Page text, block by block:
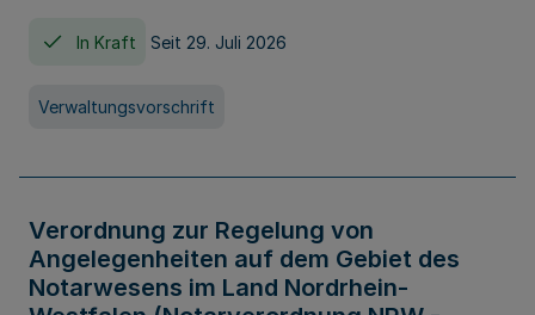
In Kraft Seit 29. Juli 2026
Verwaltungsvorschrift
Verordnung zur Regelung von
Angelegenheiten auf dem Gebiet des
Notarwesens im Land Nordrhein-